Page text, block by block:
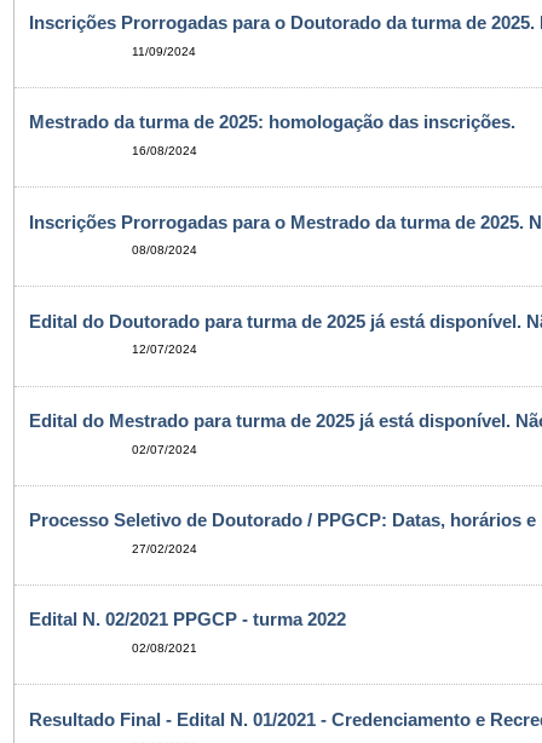
Inscrições Prorrogadas para o Doutorado da turma de
11/09/2024
Mestrado da turma de 2025: homologação das inscrições.
16/08/2024
Inscrições Prorrogadas para o Mestrado da turma de 2025.
08/08/2024
Edital do Doutorado para turma de 2025 já está disponível.
12/07/2024
Edital do Mestrado para turma de 2025 já está disponível.
02/07/2024
Processo Seletivo de Doutorado / PPGCP: Datas, horários
27/02/2024
Edital N. 02/2021 PPGCP - turma 2022
02/08/2021
Resultado Final - Edital N. 01/2021 - Credenciamento e